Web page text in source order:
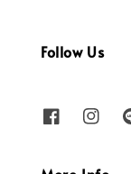
Follow Us